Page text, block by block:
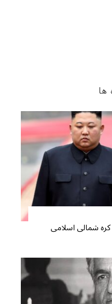
ها
کره شمالی اسلامی